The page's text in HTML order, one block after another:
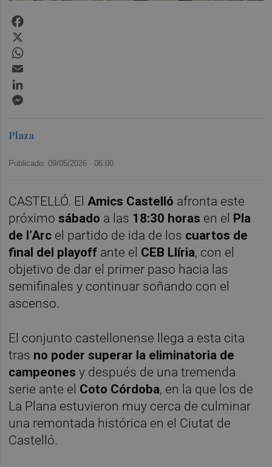
Plaza
Publicado: 09/05/2026 ·06:00
CASTELLÓ. ElAmics Castelló afronta este
próximosábado a las 18:30 horas en el Pla
de l’Arc el partido de ida de los cuartos de
final del playoff ante el CEB Llíria, con el
objetivo de dar el primer paso hacia las
semifinales y continuar soñando con el
ascenso.
El conjunto castellonense llega a esta cita
tras no poder superar la eliminatoria de
campeones y después de una tremenda
serie ante el Coto Córdoba, en la que los de
La Plana estuvieron muy cerca de culminar
una remontada histórica en el Ciutat de
Castelló.